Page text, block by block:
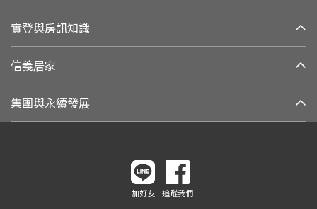
實登與房訊知識
信義居家
集團與永續發展
加好友 追蹤我們